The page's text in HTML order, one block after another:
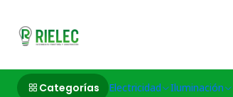
Categorías Electricidad Iluminación